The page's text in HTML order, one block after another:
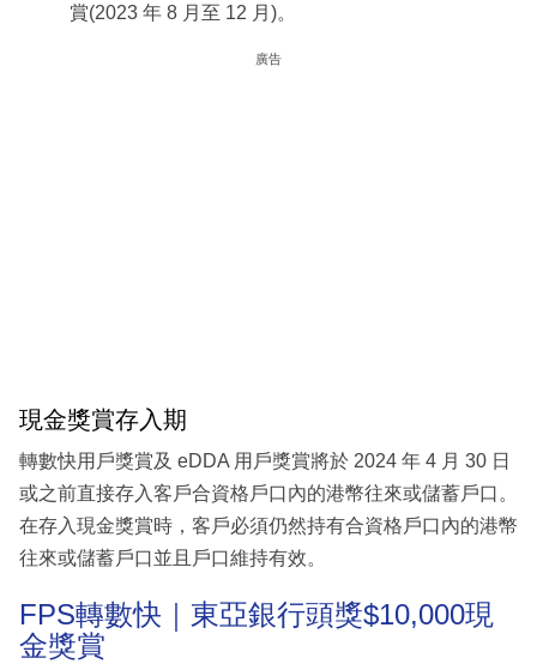
賞(2023 年 8 月至 12 月)。
廣告
現金獎賞存入期
轉數快用戶獎賞及 eDDA 用戶獎賞將於 2024 年 4 月 30 日
或之前直接存入客戶合資格戶口內的港幣往來或儲蓄戶口。
在存入現金獎賞時，客戶必須仍然持有合資格戶口內的港幣
往來或儲蓄戶口並且戶口維持有效。
FPS轉數快｜東亞銀行頭獎$10,000現
金獎賞